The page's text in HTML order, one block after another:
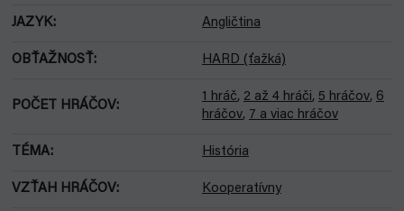
JAZYK: Angličtina
OBŤAŽNOSŤ : HARD (ťažká)
POČET HRÁČOV:
1 hráč, 2 až 4 hráči, 5 hráčov, 6
hráčov, 7 a viac hráčov
TÉMA: História
VZŤAH HRÁČOV: Kooperatívny